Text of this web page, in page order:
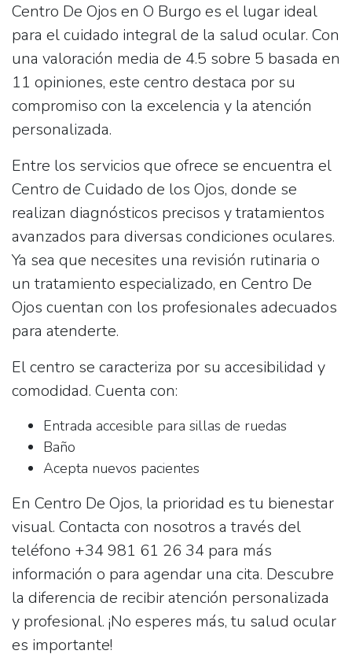
Centro De Ojos en O Burgo es el lugar ideal
para el cuidado integral de la salud ocular. Con
una valoración media de 4.5 sobre 5 basada en
11 opiniones, este centro destaca por su
compromiso con la excelencia y la atención
personalizada.
Entre los servicios que ofrece se encuentra el
Centro de Cuidado de los Ojos, donde se
realizan diagnósticos precisos y tratamientos
avanzados para diversas condiciones oculares.
Ya sea que necesites una revisión rutinaria o
un tratamiento especializado, en Centro De
Ojos cuentan con los profesionales adecuados
para atenderte.
El centro se caracteriza por su accesibilidad y
comodidad. Cuenta con:
Entrada accesible para sillas de ruedas
Baño
Acepta nuevos pacientes
En Centro De Ojos, la prioridad es tu bienestar
visual. Contacta con nosotros a través del
teléfono +34 981 61 26 34 para más
información o para agendar una cita. Descubre
la diferencia de recibir atención personalizada
y profesional. ¡No esperes más, tu salud ocular
es importante!